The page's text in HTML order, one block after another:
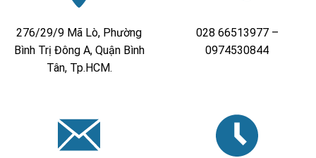
276/29/9 Mã Lò, Phường
Bình Trị Đông A, Quận Bình
Tân, Tp.HCM.
028 66513977 –
0974530844